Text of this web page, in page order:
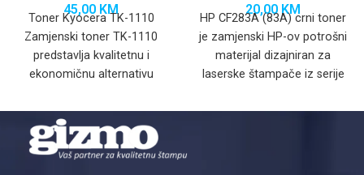
45,00 KM
Toner Kyocera TK-1110
Zamjenski toner TK-1110
predstavlja kvalitetnu i
ekonomičnu alternativu
za besprijekorno
funkcionisanje s
kompatibilnim Kyocera
20,00 KM
HP CF283A (83A) crni toner
je zamjenski HP-ov potrošni
materijal dizajniran za
laserske štampače iz serije